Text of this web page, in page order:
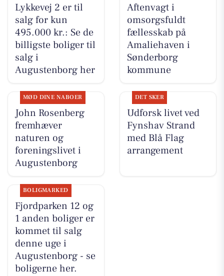
Lykkevej 2 er til
salg for kun
495.000 kr.: Se de
billigste boliger til
salg i
Augustenborg her
Aftenvagt i
omsorgsfuldt
fællesskab på
Amaliehaven i
Sønderborg
kommune
MØD DINE NABOER
John Rosenberg
fremhæver
naturen og
foreningslivet i
Augustenborg
DET SKER
Udforsk livet ved
Fynshav Strand
med Blå Flag
arrangement
BOLIGMARKED
Fjordparken 12 og
1 anden boliger er
kommet til salg
denne uge i
Augustenborg - se
boligerne her.